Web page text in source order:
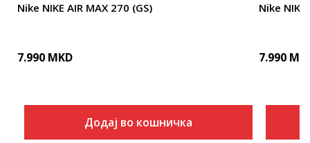
Nike NIKE AIR MAX 270 (GS)
7.990 MKD
Додај во кошничка
Nike NIKE
7.990